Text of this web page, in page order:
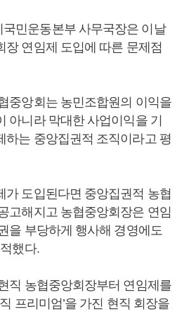
민운동본부 사무국장은 이날
장 연임제 도입에 따른 문제점
중앙회는 농민조합원의 이익을
아니라 막대한 사업이익을 기
하는 중앙집권적 조직이라고 평
가 도입된다면 중앙집권적 농협
고해지고 농협중앙회장은 연임
을 부당하게 행사해 경영에도
했다.
직 농협중앙회장부터 연임제를
프리미엄’을 가진 현직 회장을